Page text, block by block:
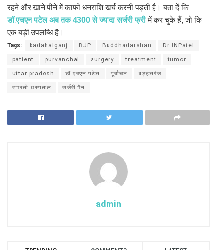
रहने और खाने पीने में काफी धनराशि खर्च करनी पड़ती है। बता दें कि
डॉ.एचएन पटेल अब तक 4300 से ज्यादा सर्जरी फ्रीमें कर चुके हैं, जो कि
एक बड़ी उपलब्धि है।
Tags: badahalganj BJP Buddhadarshan DrHNPatel
patient purvanchal surgery treatment tumor
uttar pradesh डॉ.एचएन पटेल पूर्वांचल बड़हलगंज
रामरती अस्पताल सर्जरी मैन
admin